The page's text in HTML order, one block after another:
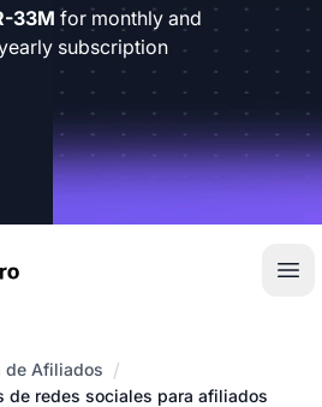
33M for monthly and
subscription
de Afiliados /
de redes sociales para afiliados